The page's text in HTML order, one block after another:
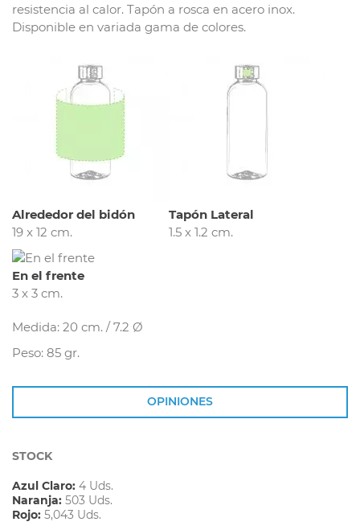
resistencia al calor. Tapón a rosca en acero inox.
Disponible en variada gama de colores.
Alrededor del bidón
19 x 12 cm.
Tapón Lateral
1.5 x 1.2 cm.
En el frente
3 x 3 cm.
Medida: 20 cm. / 7.2 Ø
Peso: 85 gr.
OPINIONES
STOCK
Azul Claro: 4 Uds.
Naranja: 503 Uds.
Rojo: 5,043 Uds.